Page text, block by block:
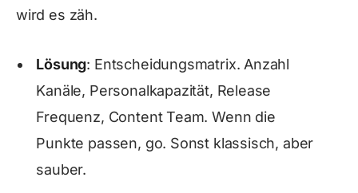
wird es zäh.
Lösung: Entscheidungsmatrix. Anzahl
Kanäle, Personalkapazität, Release
Frequenz, Content Team. Wenn die
Punkte passen, go. Sonst klassisch, aber
sauber.